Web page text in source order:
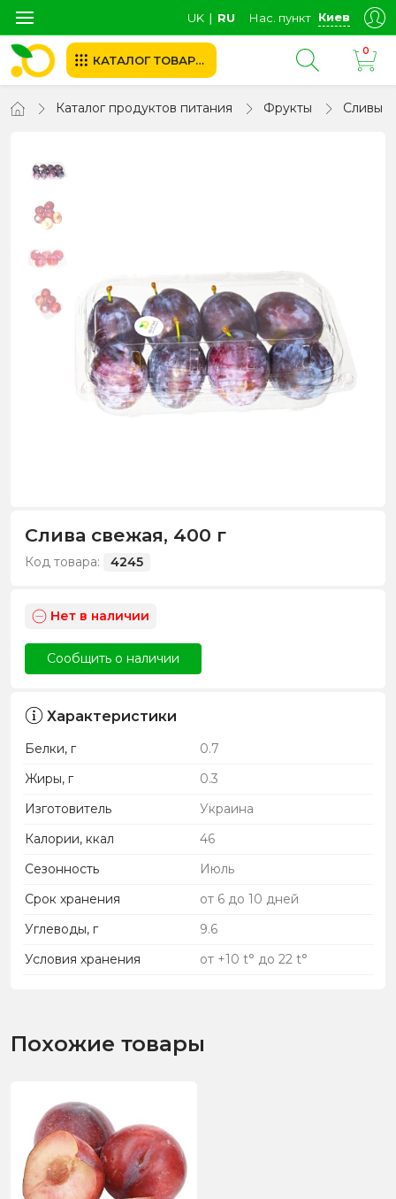
UK ∣ RU Нас. пункт Киев
КАТАЛОГ ТОВАРОВ
0
Каталог продуктов питания Фрукты Сливы
Слива свежая, 400 г
Код товара: 4245
Нет в наличии
Сообщить о наличии
Характеристики
Белки, г
0.7
Жиры, г
0.3
Изготовитель
Украина
Калории, ккал
46
Сезонность
Июль
Срок хранения
от 6 до 10 дней
Углеводы, г
9.6
Условия хранения
от +10 t° до 22 t°
Похожие товары